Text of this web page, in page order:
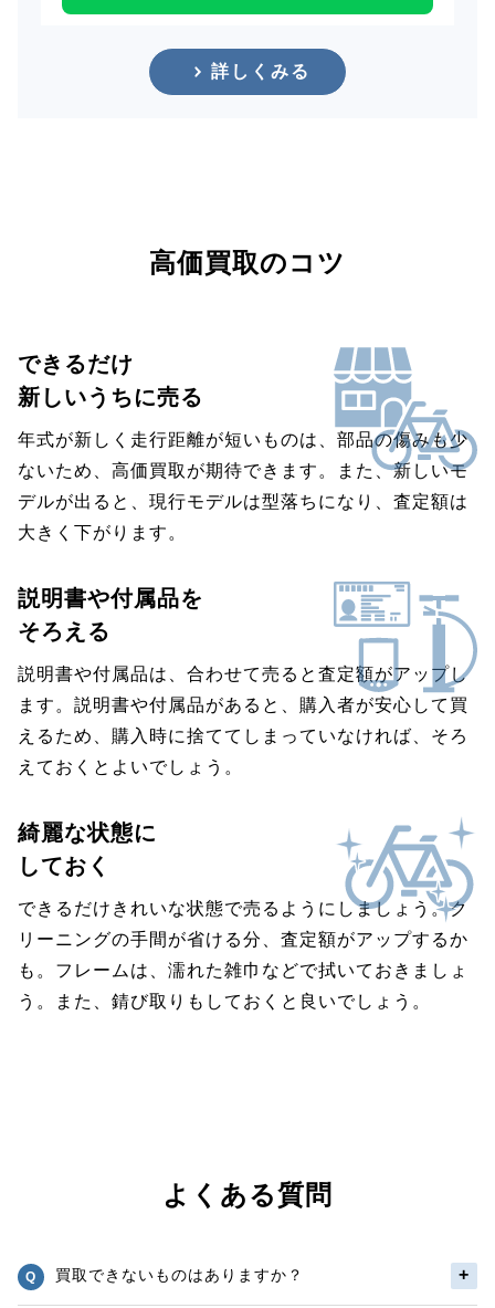
詳しくみる
高価買取のコツ
できるだけ
新しいうちに売る
年式が新しく走行距離が短いものは、部品の傷みも少
ないため、高価買取が期待できます。また、新しいモ
デルが出ると、現行モデルは型落ちになり、査定額は
大きく下がります。
説明書や付属品を
そろえる
説明書や付属品は、合わせて売ると査定額がアップし
ます。説明書や付属品があると、購入者が安心して買
えるため、購入時に捨ててしまっていなければ、そろ
えておくとよいでしょう。
綺麗な状態に
しておく
できるだけきれいな状態で売るようにしましょう。ク
リーニングの手間が省ける分、査定額がアップするか
も。フレームは、濡れた雑巾などで拭いておきましょ
う。また、錆び取りもしておくと良いでしょう。
よくある質問
買取できないものはありますか？